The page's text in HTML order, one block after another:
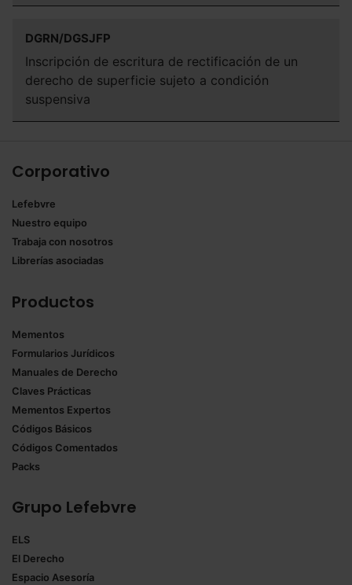
DGRN/DGSJFP
Inscripción de escritura de rectificación de un
derecho de superficie sujeto a condición
suspensiva
Corporativo
Lefebvre
Nuestro equipo
Trabaja con nosotros
Librerías asociadas
Productos
Mementos
Formularios Jurídicos
Manuales de Derecho
Claves Prácticas
Mementos Expertos
Códigos Básicos
Códigos Comentados
Packs
Grupo Lefebvre
ELS
El Derecho
Espacio Asesoría